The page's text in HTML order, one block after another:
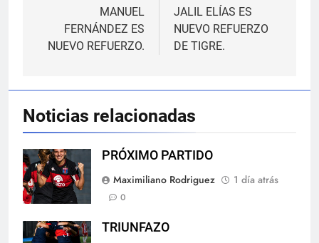
entradas
MANUEL
FERNÁNDEZ ES
NUEVO REFUERZO.
JALIL ELÍAS ES
NUEVO REFUERZO
DE TIGRE.
Noticias relacionadas
PRÓXIMO PARTIDO
Maximiliano Rodriguez
1 día atrás
0
TRIUNFAZO